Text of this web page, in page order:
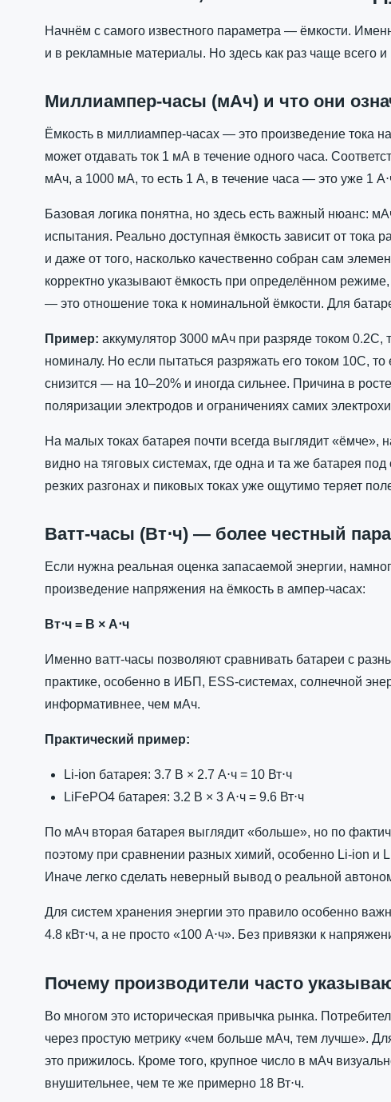
Начнём с самого известного параметра — ёмкости.
и в рекламные материалы. Но здесь как раз чаще всего и
Миллиампер-часы (мАч) и что они
Ёмкость в миллиампер-часах — это произведение тока
может отдавать ток 1 мА в течение одного часа.
мАч, а 1000 мА, то есть 1 А, в течение часа — это уже 1
Базовая логика понятна, но здесь есть важный нюанс:
испытания. Реально доступная ёмкость зависит от тока
и даже от того, насколько качественно собран сам
корректно указывают ёмкость при определённом
— это отношение тока к номинальной ёмкости. Для
Пример: аккумулятор 3000 мАч при разряде током 0.2C,
номиналу. Но если пытаться разряжать его током 10C,
снизится — на 10–20% и иногда сильнее. Причина в
поляризации электродов и ограничениях самих
На малых токах батарея почти всегда выглядит
видно на тяговых системах, где одна и та же батарея
резких разгонах и пиковых токах уже ощутимо теряет
Ватт-часы (Вт⋅ч) — более честный
Если нужна реальная оценка запасаемой энергии,
произведение напряжения на ёмкость в ампер-часах:
Вт⋅ч = В × А⋅ч
Именно ватт-часы позволяют сравнивать батареи с
практике, особенно в ИБП, ESS-системах, солнечной
информативнее, чем мАч.
Практический пример:
Li-ion батарея: 3.7 В × 2.7 А⋅ч = 10 Вт⋅ч
LiFePO4 батарея: 3.2 В × 3 А⋅ч = 9.6 Вт⋅ч
По мАч вторая батарея выглядит «больше», но по
поэтому при сравнении разных химий, особенно Li-ion и
Иначе легко сделать неверный вывод о реальной
Для систем хранения энергии это правило особенно
4.8 кВт⋅ч, а не просто «100 А⋅ч». Без привязки к
Почему производители часто
Во многом это историческая привычка рынка.
через простую метрику «чем больше мАч, тем лучше».
это прижилось. Кроме того, крупное число в мАч
внушительнее, чем те же примерно 18 Вт⋅ч.